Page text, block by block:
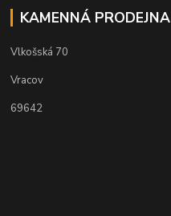
KAMENNÁ PRODEJNA
Vlkošská 70
Vracov
69642